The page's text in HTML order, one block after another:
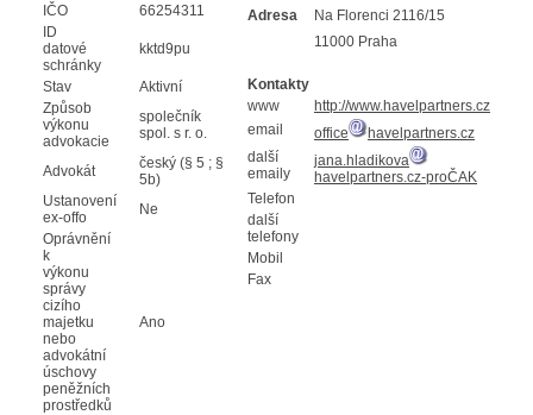
IČO
66254311
ID
datové
schránky
kktd9pu
Stav
Aktivní
Způsob
výkonu
advokacie
společník
spol. s r. o.
Advokát
český (§ 5 ; §
5b)
Ustanovení
ex-offo
Ne
Oprávnění
k
výkonu
správy
cizího
majetku
nebo
advokátní
úschovy
peněžních
prostředků
Ano
Adresa
Na Florenci 2116/15
11000 Praha
Kontakty
www
http://www.havelpartners.cz
email
office
havelpartners.cz
další
emaily
jana.hladikova
havelpartners.cz-proČAK
Telefon
další
telefony
Mobil
Fax